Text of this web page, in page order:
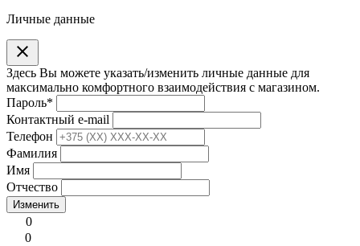
Личные данные
clear
Здесь Вы можете указать/изменить личные данные для
максимально комфортного взаимодействия с магазином.
Пароль*
Контактный e-mail
Телефон
Фамилия
Имя
Отчество
Изменить
0
0